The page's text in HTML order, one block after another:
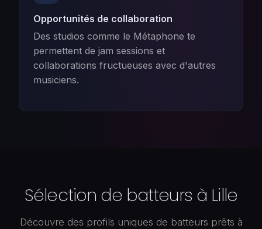
Opportunités de collaboration
Des studios comme le Métaphone te
permettent de jam sessions et
collaborations fructueuses avec d'autres
musiciens.
Sélection de batteurs à Lille
Découvre des profils uniques de batteurs prêts à